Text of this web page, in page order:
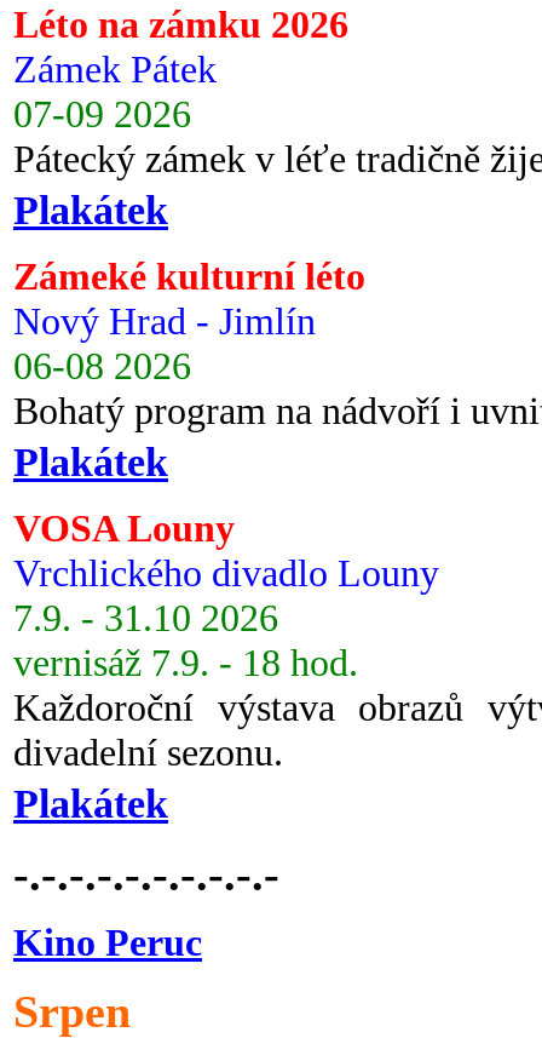
Léto na zámku 2026
Zámek Pátek
07-09 2026
Pátecký zámek v léťe tradičně
Plakátek
Zámeké kulturní léto
Nový Hrad - Jimlín
06-08 2026
Bohatý program na nádvoří i
Plakátek
VOSA Louny
Vrchlického divadlo Louny
7.9. - 31.10 2026
vernisáž 7.9. - 18 hod.
Každoroční výstava obrazů
divadelní sezonu.
Plakátek
-.-.-.-.-.-.-.-.-.-
Kino Peruc
Srpen